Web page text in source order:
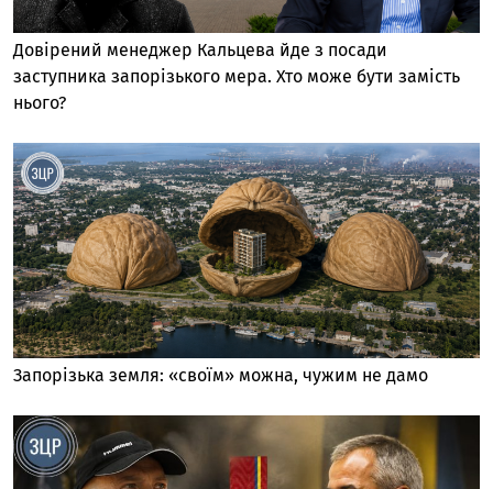
Довірений менеджер Кальцева йде з посади
заступника запорізького мера. Хто може бути замість
нього?
Запорізька земля: «своїм» можна, чужим не дамо